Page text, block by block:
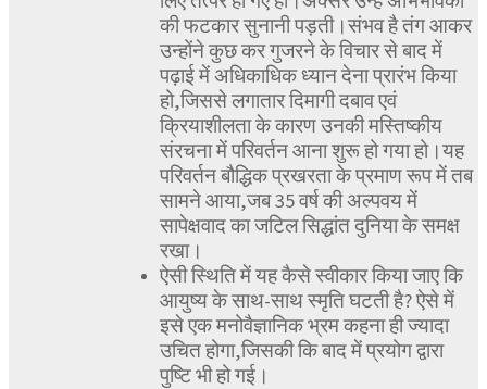
की फटकार सुनानी पड़ती।संभव है तंग आकर
उन्होंने कुछ कर गुजरने के विचार से बाद में
पढ़ाई में अधिकाधिक ध्यान देना प्रारंभ किया
हो,जिससे लगातार दिमागी दबाव एवं
क्रियाशीलता के कारण उनकी मस्तिष्कीय
संरचना में परिवर्तन आना शुरू हो गया हो।यह
परिवर्तन बौद्धिक प्रखरता के प्रमाण रूप में तब
सामने आया,जब 35 वर्ष की अल्पवय में
सापेक्षवाद का जटिल सिद्धांत दुनिया के समक्ष
रखा।
ऐसी स्थिति में यह कैसे स्वीकार किया जाए कि
आयुष्य के साथ-साथ स्मृति घटती है? ऐसे में
इसे एक मनोवैज्ञानिक भ्रम कहना ही ज्यादा
उचित होगा,जिसकी कि बाद में प्रयोग द्वारा
पुष्टि भी हो गई।